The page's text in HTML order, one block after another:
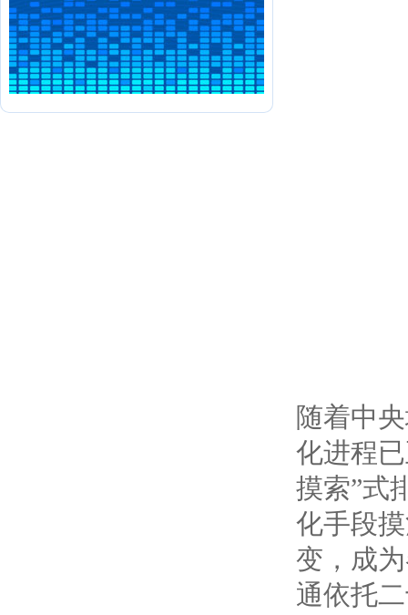
随着中
化进程
摸索”式
化手段
变，成
通依托